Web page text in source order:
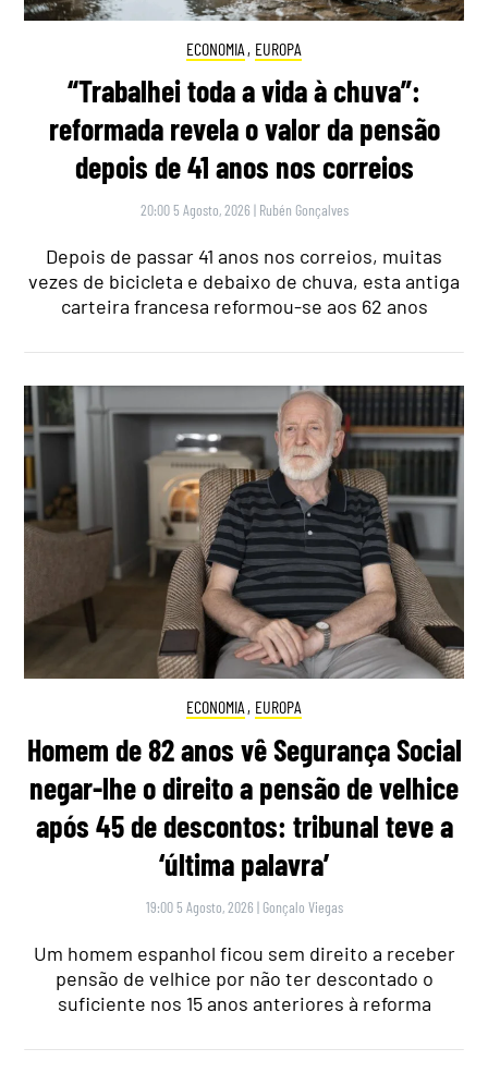
ECONOMIA , EUROPA
“Trabalhei toda a vida à chuva”:
reformada revela o valor da pensão
depois de 41 anos nos correios
20:00 5 Agosto, 2026 | Rubén Gonçalves
Depois de passar 41 anos nos correios, muitas
vezes de bicicleta e debaixo de chuva, esta antiga
carteira francesa reformou-se aos 62 anos
ECONOMIA , EUROPA
Homem de 82 anos vê Segurança Social
negar-lhe o direito a pensão de velhice
após 45 de descontos: tribunal teve a
‘última palavra’
19:00 5 Agosto, 2026 | Gonçalo Viegas
Um homem espanhol ficou sem direito a receber
pensão de velhice por não ter descontado o
suficiente nos 15 anos anteriores à reforma